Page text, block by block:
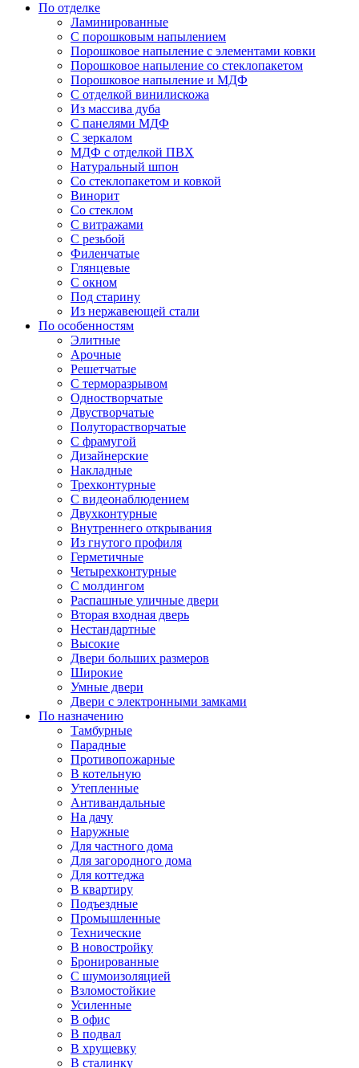
По отделке
Ламинированные
С порошковым напылением
Порошковое напыление с элементами ковки
Порошковое напыление со стеклопакетом
Порошковое напыление и МДФ
С отделкой винилискожа
Из массива дуба
С панелями МДФ
С зеркалом
МДФ с отделкой ПВХ
Натуральный шпон
Со стеклопакетом и ковкой
Винорит
Со стеклом
С витражами
С резьбой
Филенчатые
Глянцевые
С окном
Под старину
Из нержавеющей стали
По особенностям
Элитные
Арочные
Решетчатые
С терморазрывом
Одностворчатые
Двустворчатые
Полуторастворчатые
С фрамугой
Дизайнерские
Накладные
Трехконтурные
С видеонаблюдением
Двухконтурные
Внутреннего открывания
Из гнутого профиля
Герметичные
Четырехконтурные
С молдингом
Распашные уличные двери
Вторая входная дверь
Нестандартные
Высокие
Двери больших размеров
Широкие
Умные двери
Двери с электронными замками
По назначению
Тамбурные
Парадные
Противопожарные
В котельную
Утепленные
Антивандальные
На дачу
Наружные
Для частного дома
Для загородного дома
Для коттеджа
В квартиру
Подъездные
Промышленные
Технические
В новостройку
Бронированные
С шумоизоляцией
Взломостойкие
Усиленные
В офис
В подвал
В хрущевку
В сталинку